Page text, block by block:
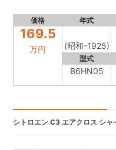
価格 年式
169.5
万円 (昭和-1925)
型式
B6HN05
シトロエン C3 エアクロス シャ